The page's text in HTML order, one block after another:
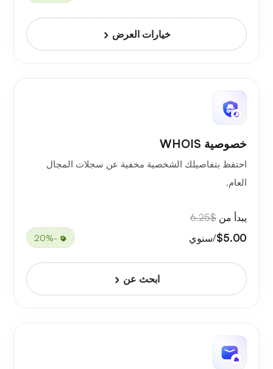
خيارات العرض
خصوصية WHOIS
احتفظ بتفاصيلك الشخصية مخفية عن سجلات المجال
العام.
يبدأ من $6.25
$5.00/سنوي -20%
ابحث عن